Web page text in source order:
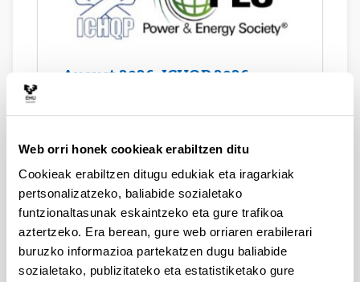
Web orri honek cookieak erabiltzen ditu
Cookieak erabiltzen ditugu edukiak eta iragarkiak
pertsonalizatzeko, baliabide sozialetako
funtzionaltasunak eskaintzeko eta gure trafikoa
aztertzeko. Era berean, gure web orriaren erabilerari
buruzko informazioa partekatzen dugu baliabide
sozialetako, publizitateko eta estatistiketako gure
August 2026. ICHQP 2026